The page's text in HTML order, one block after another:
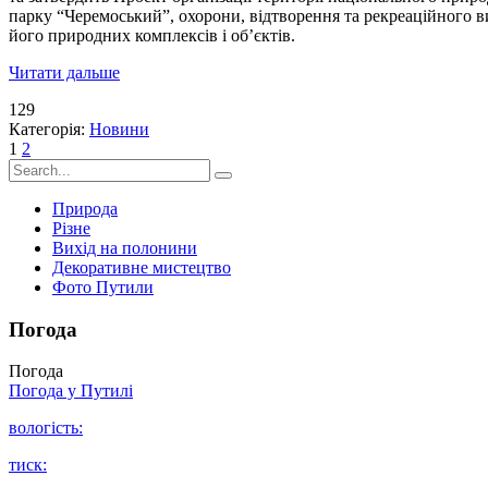
парку “Черемоський”, охорони, відтворення та рекреаційного
його природних комплексів і об’єктів.
Читати дальше
129
Категорія: Новини
1 2
Природа
Різне
Вихід на полонини
Декоративне мистецтво
Фото Путили
Погода
Погода
Погода у Путилі
вологість:
тиск: